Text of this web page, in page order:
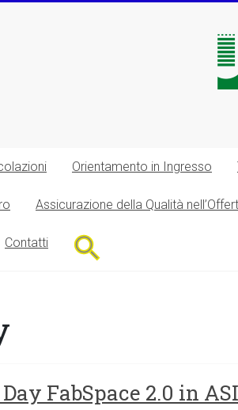
Orientamento in Ingresso
Assicurazione della Qualità
Contatti
FabSpace 2.0 in ASI